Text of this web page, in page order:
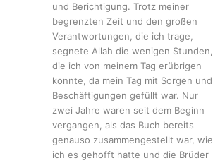
und Berichtigung. Trotz meiner
begrenzten Zeit und den großen
Verantwortungen, die ich trage,
segnete Allah die wenigen Stunden,
die ich von meinem Tag erübrigen
konnte, da mein Tag mit Sorgen und
Beschäftigungen gefüllt war. Nur
zwei Jahre waren seit dem Beginn
vergangen, als das Buch bereits
genauso zusammengestellt war, wie
ich es gehofft hatte und die Brüder